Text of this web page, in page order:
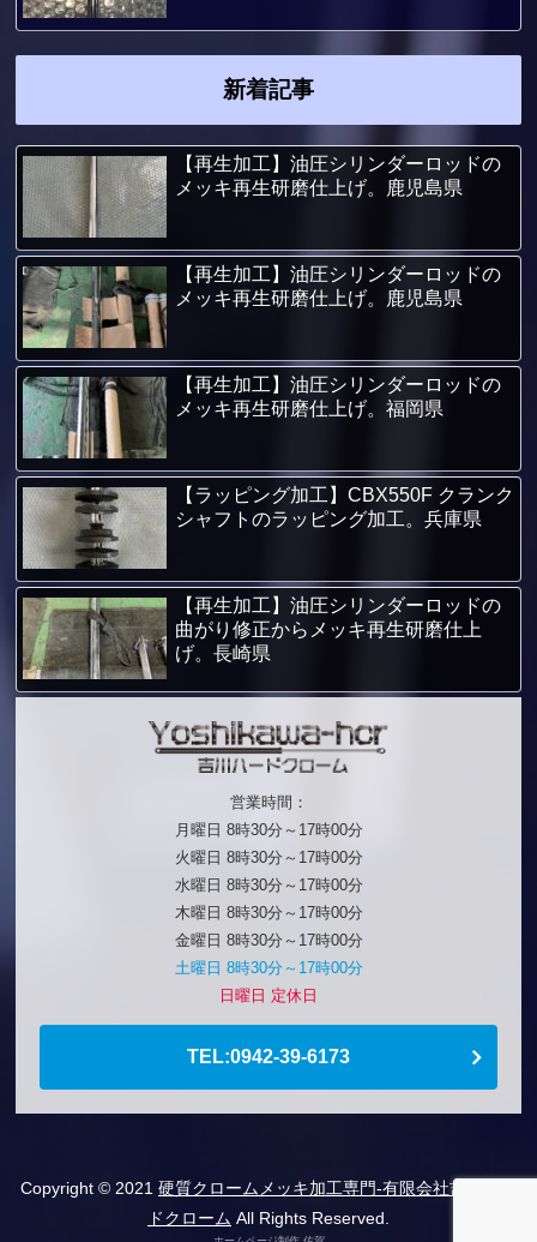
新着記事
【再生加工】油圧シリンダーロッドの
メッキ再生研磨仕上げ。鹿児島県
【再生加工】油圧シリンダーロッドの
メッキ再生研磨仕上げ。鹿児島県
【再生加工】油圧シリンダーロッドの
メッキ再生研磨仕上げ。福岡県
【ラッピング加工】CBX550F クランク
シャフトのラッピング加工。兵庫県
【再生加工】油圧シリンダーロッドの
曲がり修正からメッキ再生研磨仕上
げ。長崎県
営業時間：
月曜日 8時30分～17時00分
火曜日 8時30分～17時00分
水曜日 8時30分～17時00分
木曜日 8時30分～17時00分
金曜日 8時30分～17時00分
土曜日 8時30分～17時00分
日曜日 定休日
TEL:0942-39-6173
Copyright © 2021 硬質クロームメッキ加工専門-有限会社吉川ハー
ドクローム All Rights Reserved.